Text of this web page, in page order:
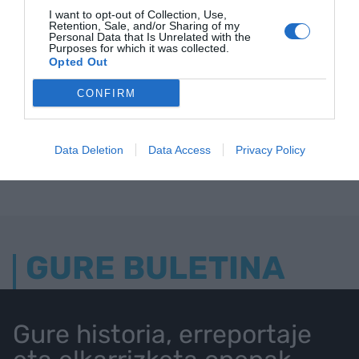
I want to opt-out of Collection, Use,
Retention, Sale, and/or Sharing of my
Personal Data that Is Unrelated with the
Purposes for which it was collected.
Opted Out
CONFIRM
Data Deletion Data Access Privacy Policy
GURE BULETINA
Gure historia, erreportaje